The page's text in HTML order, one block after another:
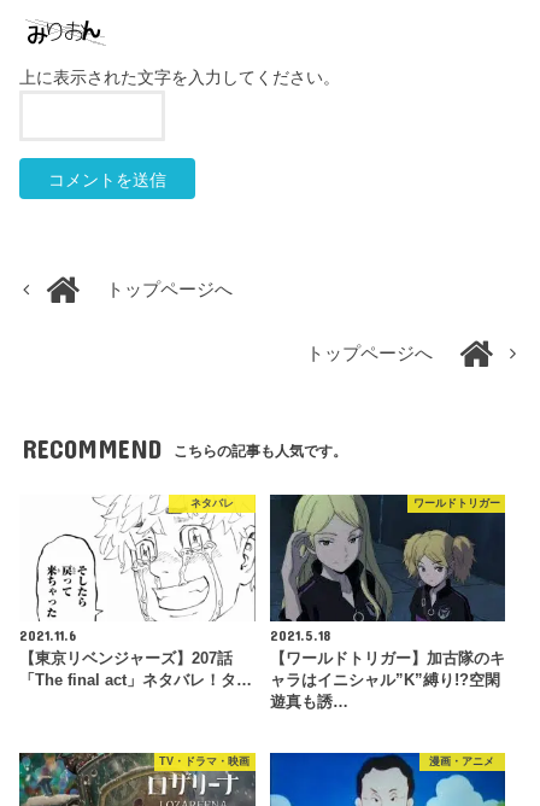
上に表示された文字を入力してください。
トップページへ
トップページへ
RECOMMEND こちらの記事も人気です。
ネタバレ
2021.11.6
【東京リベンジャーズ】207話
「The final act」ネタバレ！タ…
ワールドトリガー
2021.5.18
【ワールドトリガー】加古隊のキ
ャラはイニシャル”K”縛り!?空閑
遊真も誘…
TV・ドラマ・映画 漫画・アニメ